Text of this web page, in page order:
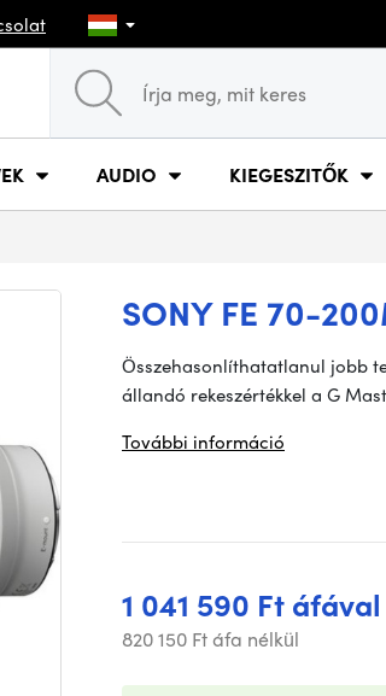
AUDIO KIEGESZITŐK
SONY FE 70-
Összehasonlíthatatlanul jobb
állandó rekeszértékkel a G
További információ
1 041 590 Ft áfával
820 150 Ft áfa nélkül